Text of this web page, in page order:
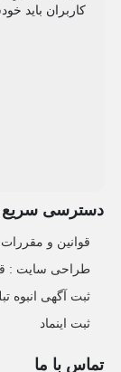
کاربران باید
دسترسی سریع
قوانین و مقررات
طراحی سایت :
ثبت آگهی انبوه
ثبت اینماد
تماس با ما